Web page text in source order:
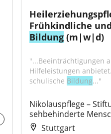
Bildung (m|w|d)
"...Beeinträchtigungen
Hilfeleistungen
schulische Bildung..."
Nikolauspflege –
sehbehinderte
Stuttgart